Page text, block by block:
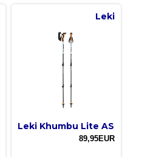
Leki
Leki Khumbu Lite AS
89,95EUR